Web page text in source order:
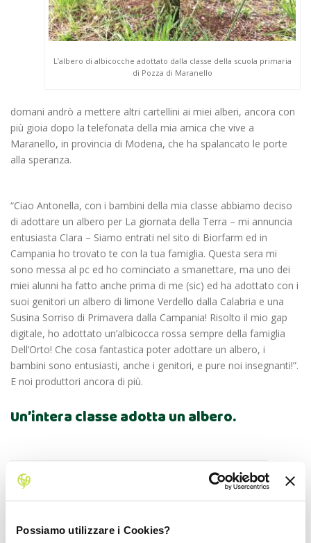
Possiamo utilizzare i Cookies?
L’albero di albicocche adottato dalla classe della scuola primaria
di Pozza di Maranello
domani andrò a mettere altri cartellini ai miei alberi, ancora con
più gioia dopo la telefonata della mia amica che vive a
Maranello, in provincia di Modena, che ha spalancato le porte
alla speranza.
“Ciao Antonella, con i bambini della mia classe abbiamo deciso
di adottare un albero per La giornata della Terra – mi annuncia
entusiasta Clara – Siamo entrati nel sito di Biorfarm ed in
Campania ho trovato te con la tua famiglia. Questa sera mi
sono messa al pc ed ho cominciato a smanettare, ma uno dei
miei alunni ha fatto anche prima di me (sic) ed ha adottato con i
suoi genitori un albero di limone Verdello dalla Calabria e una
Susina Sorriso di Primavera dalla Campania! Risolto il mio gap
digitale, ho adottato un’albicocca rossa sempre della famiglia
Dell’Orto! Che cosa fantastica poter adottare un albero, i
bambini sono entusiasti, anche i genitori, e pure noi insegnanti!”.
E noi produttori ancora di più.
Un’intera classe adotta un albero.
da